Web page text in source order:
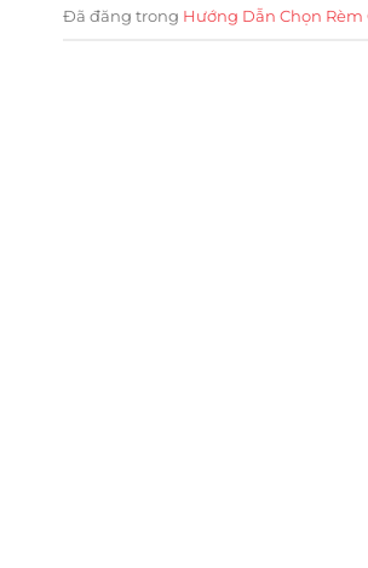
Đã đăng trong Hướng Dẫn Chọn Rèm